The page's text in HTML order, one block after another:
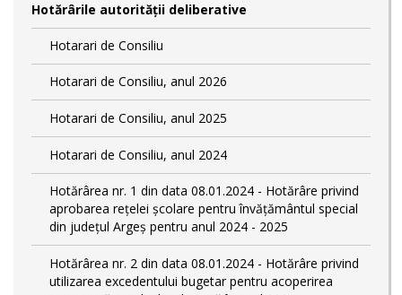
Hotărârile autorităţii deliberative
Hotarari de Consiliu
Hotarari de Consiliu, anul 2026
Hotarari de Consiliu, anul 2025
Hotarari de Consiliu, anul 2024
Hotărârea nr. 1 din data 08.01.2024 - Hotărâre privind
aprobarea rețelei școlare pentru învățământul special
din județul Argeș pentru anul 2024 - 2025
Hotărârea nr. 2 din data 08.01.2024 - Hotărâre privind
utilizarea excedentului bugetar pentru acoperirea